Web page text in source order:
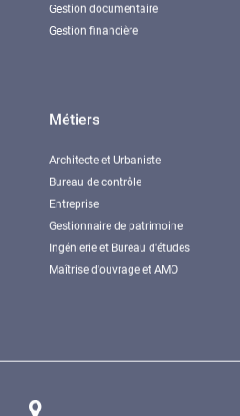
Gestion documentaire
Gestion financière
Métiers
Architecte et Urbaniste
Bureau de contrôle
Entreprise
Gestionnaire de patrimoine
Ingénierie et Bureau d'études
Maîtrise d'ouvrage et AMO